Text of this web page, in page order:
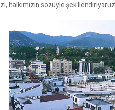
halkımızın sözüyle şekillendiriyoruz.